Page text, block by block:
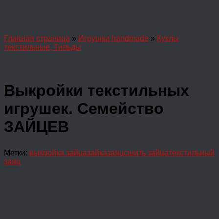
Главная страница » Игрушки handmade » Куклы
текстильные, Тильды
Выкройки текстильных
игрушек. Семейство
ЗАЙЦЕВ
Метки: выкройка зайцазайказаяцсшить зайцатекстильный
заяц